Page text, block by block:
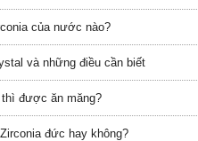
của nước nào?
và những điều cần biết
thì được ăn măng?
đức hay không?